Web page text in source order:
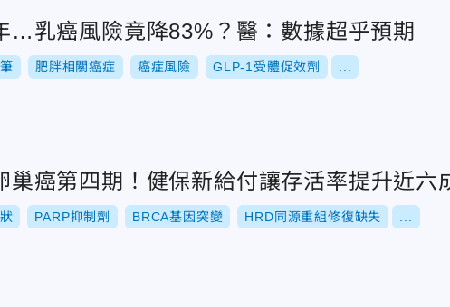
…乳癌風險竟降83%？醫：數據超乎預期
肥胖相關癌症 癌症風險 GLP-1受體促效劑
巢癌第四期！健保新給付讓存活率提升近六
PARP抑制劑 BRCA基因突變 HRD同源重組修復缺失